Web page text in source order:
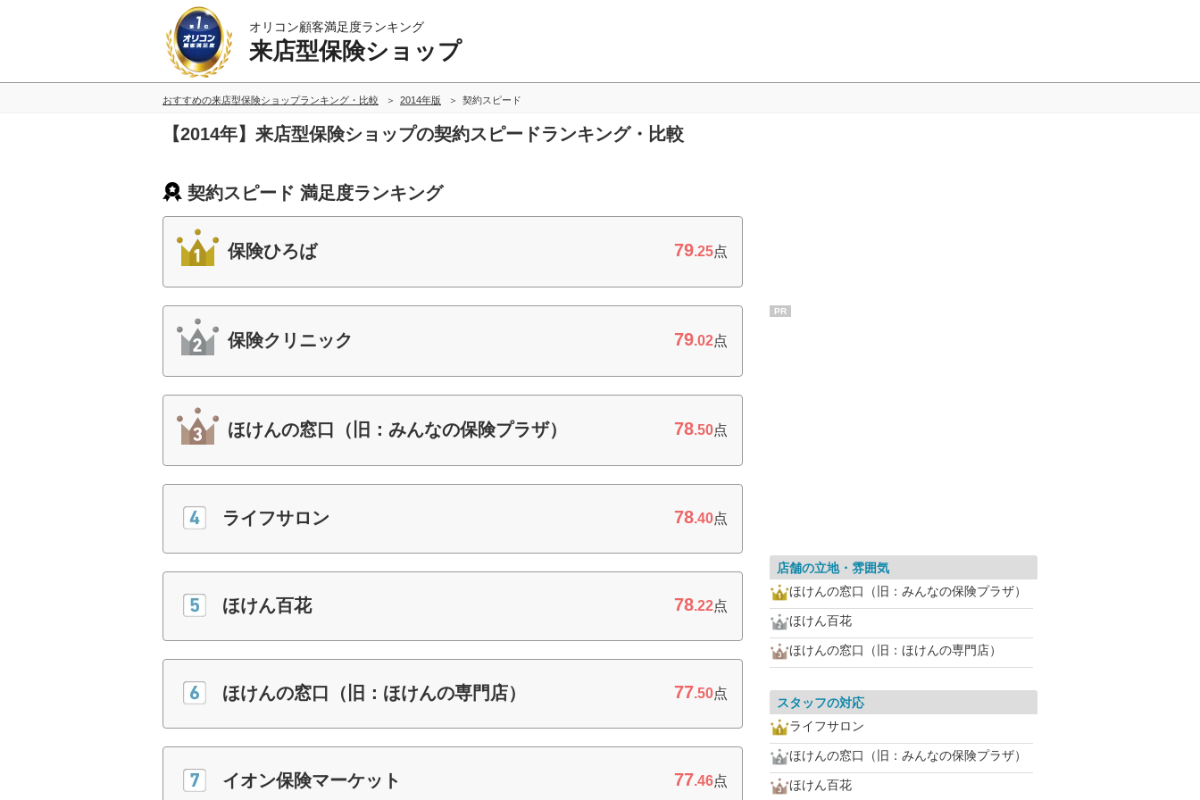
オリコン顧客満足度ランキング
来店型保険ショップ
おすすめの来店型保険ショップランキング・比較 2014年版 契約スピード
【2014年】来店型保険ショップの契約スピードランキング・比較
契約スピード 満足度ランキング
保険ひろば 79.25点
保険クリニック 79.02点
ほけんの窓口（旧：みんなの保険プラザ） 78.50点
ライフサロン 78.40点
ほけん百花 78.22点
ほけんの窓口（旧：ほけんの専門店） 77.50点
イオン保険マーケット 77.46点
PR
店舗の立地・雰囲気
ほけんの窓口（旧：みんなの保険プラザ）
ほけん百花
ほけんの窓口（旧：ほけんの専門店）
スタッフの対応
ライフサロン
ほけんの窓口（旧：みんなの保険プラザ）
ほけん百花